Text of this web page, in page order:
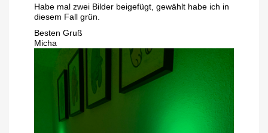
Habe mal zwei Bilder beigefügt, gewählt habe ich in
diesem Fall grün.
Besten Gruß
Micha